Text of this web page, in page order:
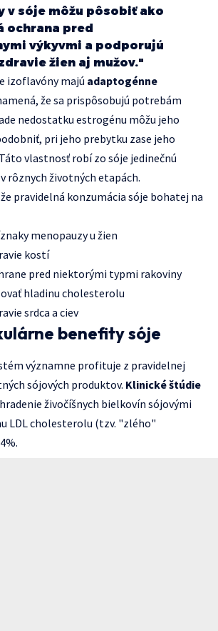
v sóje môžu pôsobiť ako
ochrana pred
výkyvmi a podporujú
žien aj mužov."
izoflavóny majú adaptogénne
že sa prispôsobujú potrebám
nedostatku estrogénu môžu jeho
pri jeho prebytku zase jeho
vlastnosť robí zo sóje jedinečnú
rôznych životných etapách.
pravidelná konzumácia sóje bohatej na
menopauzy u žien
kostí
pred niektorými typmi rakoviny
hladinu cholesterolu
srdca a ciev
benefity sóje
významne profituje z pravidelnej
sójových produktov. Klinické štúdie
živočíšnych bielkovín sójovými
LDL cholesterolu (tzv. "zlého"